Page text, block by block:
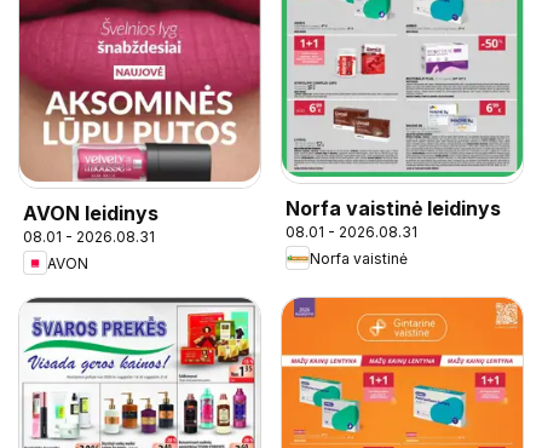
AVON leidinys
08.01 - 2026.08.31
AVON
Norfa vaistinė leidinys
08.01 - 2026.08.31
Norfa vaistinė